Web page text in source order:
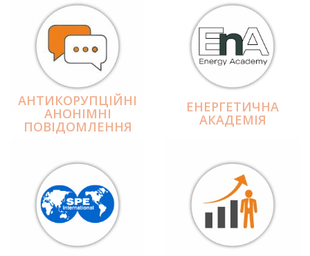
АНТИКОРУПЦІЙНІ
АНОНІМНІ
ПОВІДОМЛЕННЯ
ЕНЕРГЕТИЧНА
АКАДЕМІЯ